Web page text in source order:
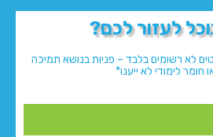
לעזור לכם?
לא רשומים בלבד – פניות בנושא תמיכה
חומר לימודי לא ייענו*